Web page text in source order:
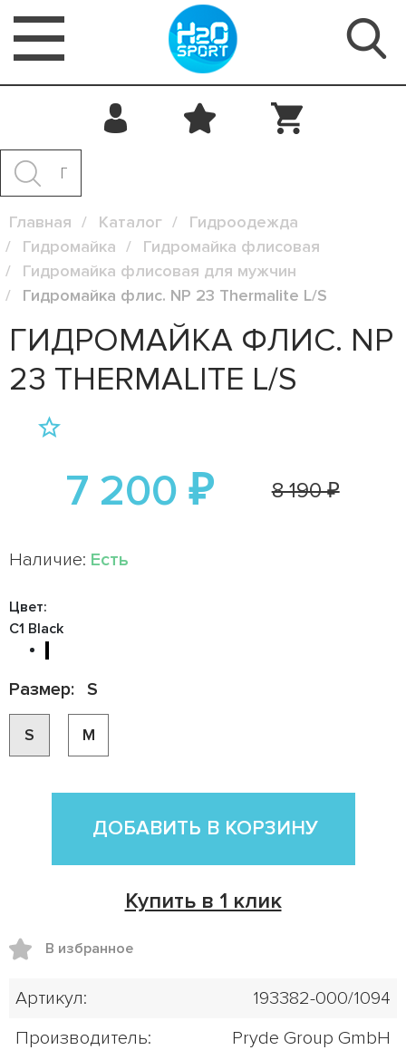
Главная Каталог
Гидроодежда
Гидромайка
Гидромайка флисовая
Гидромайка флисовая для мужчин
Гидромайка флис. NP 23 Thermalite L/S
ГИДРОМАЙКА ФЛИС. NP
23 THERMALITE L/S
7 200 ₽ 8 190 ₽
Наличие: Есть
Цвет:
C1 Black
Размер: S
S M
ДОБАВИТЬ В КОРЗИНУ
Купить в 1 клик
В избранное
Артикул:
193382-000/1094
Производитель:
Pryde Group GmbH